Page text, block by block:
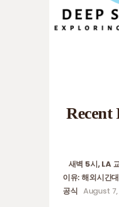
Recent
새벽 5시, LA
이유: 해외시간
공식 August